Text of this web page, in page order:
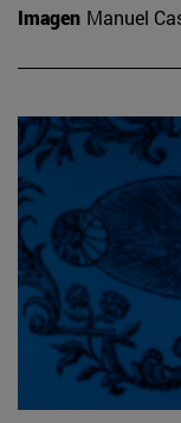
Imagen Manuel